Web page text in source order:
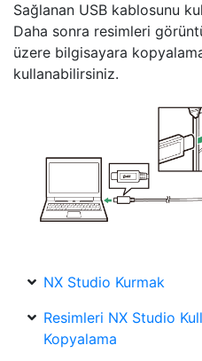
Sağlanan USB kablosunu
Daha sonra resimleri
üzere bilgisayara
kullanabilirsiniz.
NX Studio Kurmak
Resimleri NX Studio
Kopyalama